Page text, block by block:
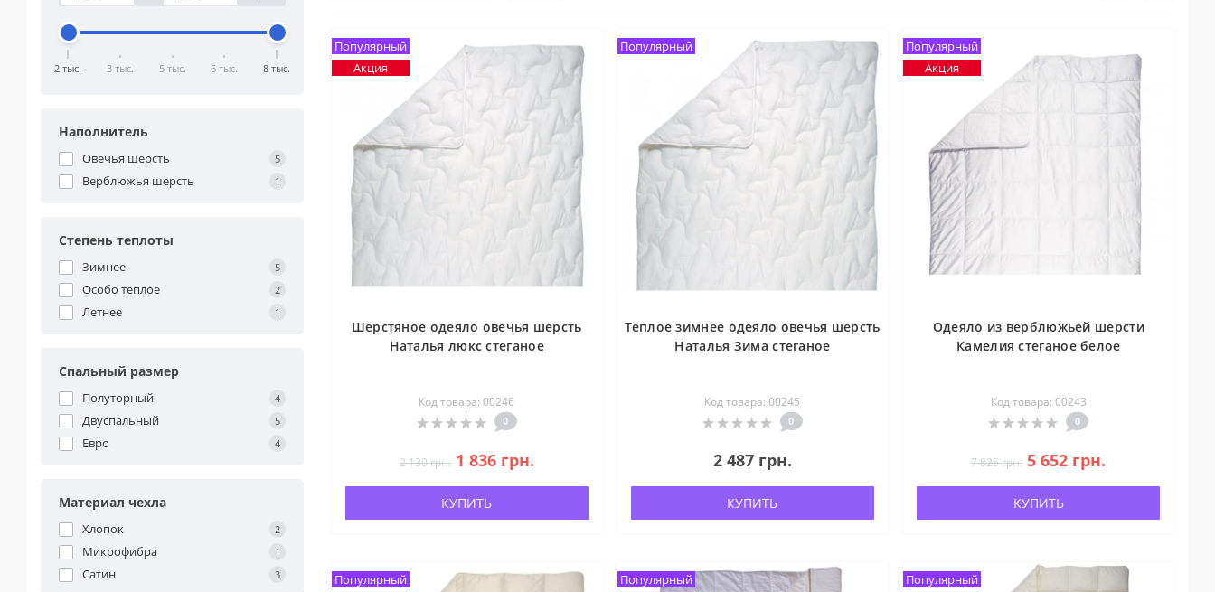
2 тыс. 3 тыс. 5 тыс. 6 тыс. 8 тыс.
Наполнитель
Овечья шерсть 5
Верблюжья шерсть 1
Степень теплоты
Зимнее 5
Особо теплое 2
Летнее 1
Спальный размер
Полуторный 4
Двуспальный 5
Евро 4
Материал чехла
Хлопок 2
Микрофибра 1
Сатин 3
Популярный
Акция
Шерстяное одеяло овечья шерсть
Наталья люкс стеганое
Код товара: 00246
0
2 130 грн. 1 836 грн.
КУПИТЬ
Популярный
Теплое зимнее одеяло овечья шерсть
Наталья Зима стеганое
Код товара: 00245
0
2 487 грн.
КУПИТЬ
Популярный
Акция
Одеяло из верблюжьей шерсти
Камелия стеганое белое
Код товара: 00243
0
7 825 грн. 5 652 грн.
КУПИТЬ
Популярный
Популярный
Популярный